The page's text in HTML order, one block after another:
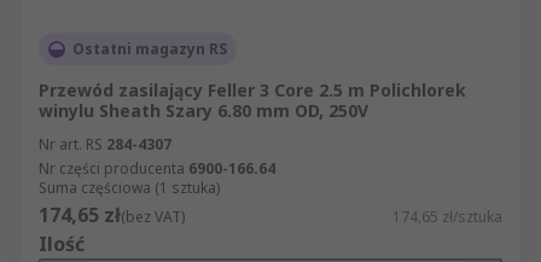
Ostatni magazyn RS
Przewód zasilający Feller 3 Core 2.5 m Polichlorek
winylu Sheath Szary 6.80 mm OD, 250V
Nr art. RS 284-4307
Nr części producenta 6900-166.64
Suma częściowa (1 sztuka)
174,65 zł(bez VAT) 174,65 zł/sztuka
Ilość